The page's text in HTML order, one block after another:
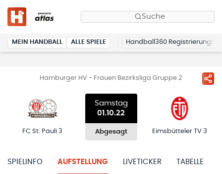
Suche
MEIN HANDBALL ALLE SPIELE Handball360 Registrierung
Hamburger HV - Frauen Bezirksliga Gruppe 2
FC St. Pauli 3
Samstag
01.10.22
Abgesagt Eimsbütteler TV 3
SPIELINFO AUFSTELLUNG LIVETICKER TABELLE